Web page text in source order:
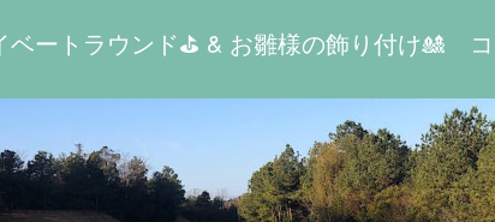
ベートラウンド⛳️ & お雛様の飾り付け🎎 コ